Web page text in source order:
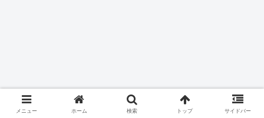
メニュー ホーム 検索 トップ サイドバー